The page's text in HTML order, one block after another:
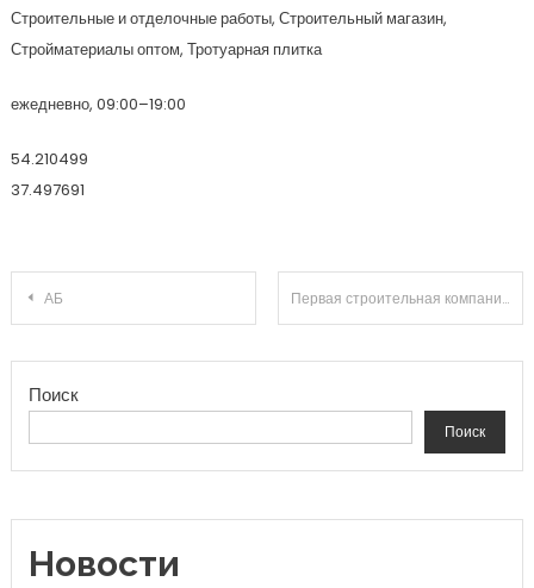
Строительные и отделочные работы, Строительный магазин,
Стройматериалы оптом, Тротуарная плитка
ежедневно, 09:00–19:00
54.210499
37.497691
Навигация по записям
АБ Первая строительная компания
Поиск
Поиск
Новости